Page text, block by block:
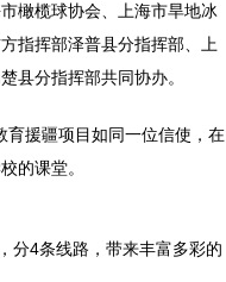
橄榄球协会、上海市旱地冰
指挥部泽普县分指挥部、上
县分指挥部共同协办。
育援疆项目如同一位信使，在
的课堂。
分4条线路，带来丰富多彩的